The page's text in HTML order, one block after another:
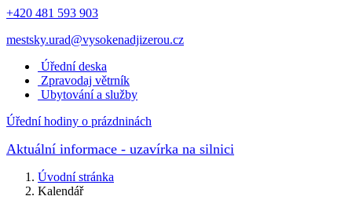
+420 481 593 903
mestsky.urad@vysokenadjizerou.cz
Úřední deska
Zpravodaj větrník
Ubytování a služby
Úřední hodiny o prázdninách
Aktuální informace - uzavírka na silnici
Úvodní stránka
Kalendář